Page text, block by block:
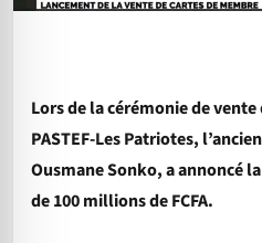
Lors de la cérémonie de
PASTEF-Les Patriotes,
Ousmane Sonko, a annoncé
de 100 millions de FCFA.